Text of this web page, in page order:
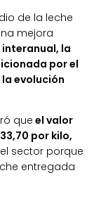
de la leche
mejora
interanual, la
por el
evolución
queel valor
por kilo,
sector porque
entregada